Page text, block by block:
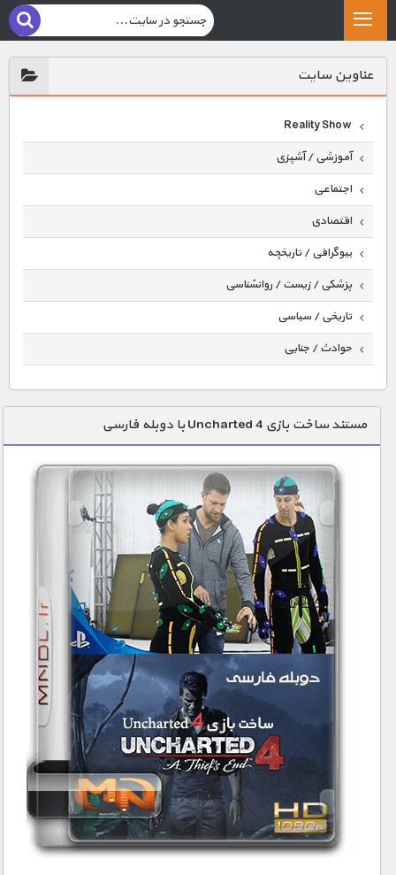
عناوين سايت
Reality Show
آموزشی / آشپزی
اجتماعی
اقتصادی
بیوگرافی / تاریخچه
پزشکی / زیست / روانشناسی
تاریخی / سیاسی
حوادث / جنایی
دنیای خوراکی ها
زمین شناسی / محیط زیست
سازه/ معماری/ مهندسی
سرگرمی
شناخت کودکان
طبیعت
علم و فناوری
فرهنگ / هنر
ماورایی
مسابقات / ورزشی
مستند های اختصاصی
مستند ساخت بازی Uncharted 4 با دوبله فارسی